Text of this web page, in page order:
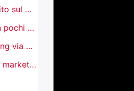
Tutorial approfondito sul CRM
Da lead a fattura in pochi click
Campagne Marketing via email
Errori in invio email marketing